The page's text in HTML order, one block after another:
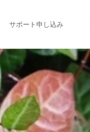
サポート申し込み